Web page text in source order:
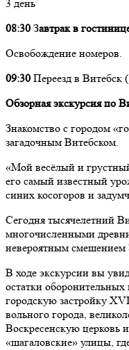
3 день
08:30 Завтрак в
Освобождение номеров.
09:30 Переезд в Витебск
Обзорная экскурсия по
Знакомство с городом
загадочным Витебском.
«Мой весёлый и
его самый известный
синих косогоров и
Сегодня тысячелетний
многочисленными
невероятным смешением
В ходе экскурсии вы
остатки
городскую застройку
вольного города,
Воскресенскую церковь
«шагаловские» улицы,